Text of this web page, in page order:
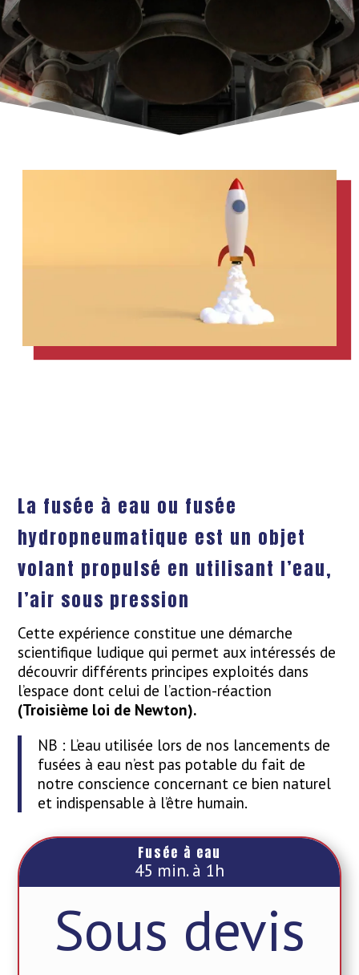
La fusée à eau ou fusée
hydropneumatique est un objet
volant propulsé en utilisant l’eau,
l’air sous pression
Cette expérience constitue une démarche
scientifique ludique qui permet aux intéressés de
découvrir différents principes exploités dans
l’espace dont celui de l’action-réaction
(Troisième loi de Newton).
NB : L’eau utilisée lors de nos lancements de
fusées à eau n’est pas potable du fait de
notre conscience concernant ce bien naturel
et indispensable à l’être humain.
Fusée à eau
45 min. à 1h
Sous devis